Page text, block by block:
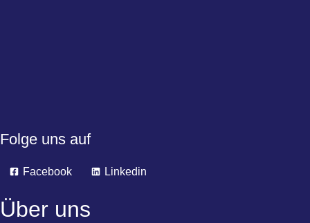
Folge uns auf
Facebook Linkedin
Über uns